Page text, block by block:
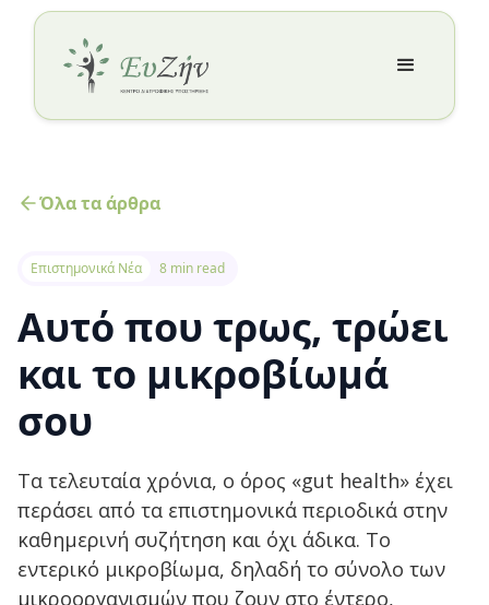
Όλα τα άρθρα
Επιστημονικά Νέα 8 min read
Αυτό που τρως, τρώει
και το μικροβίωμά
σου
Τα τελευταία χρόνια, ο όρος «gut health» έχει
περάσει από τα επιστημονικά περιοδικά στην
καθημερινή συζήτηση και όχι άδικα. Το
εντερικό μικροβίωμα, δηλαδή το σύνολο των
μικροοργανισμών που ζουν στο έντερο,